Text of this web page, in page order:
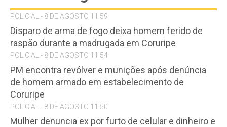
POLICIAL - 8 DE AGOSTO 11:59
Disparo de arma de fogo deixa homem ferido de
raspão durante a madrugada em Coruripe
POLICIAL - 8 DE AGOSTO 11:54
PM encontra revólver e munições após denúncia
de homem armado em estabelecimento de
Coruripe
POLICIAL - 8 DE AGOSTO 11:50
Mulher denuncia ex por furto de celular e dinheiro e